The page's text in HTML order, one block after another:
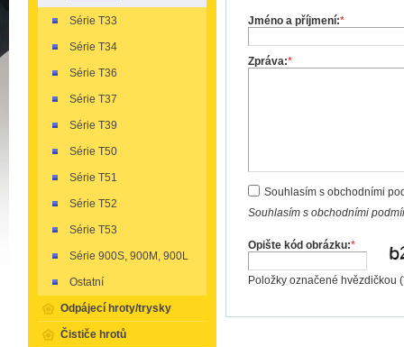
Jméno a příjmení:*
Zpráva:*
Souhlasím s obchodními
Souhlasím s obchodními
Opište kód obrázku:*
Položky označené hvězdičkou (
Série T33
Série T34
Série T36
Série T37
Série T39
Série T50
Série T51
Série T52
Série T53
Série 900S, 900M, 900L
Ostatní
Odpájecí hroty/trysky
Čističe hrotů